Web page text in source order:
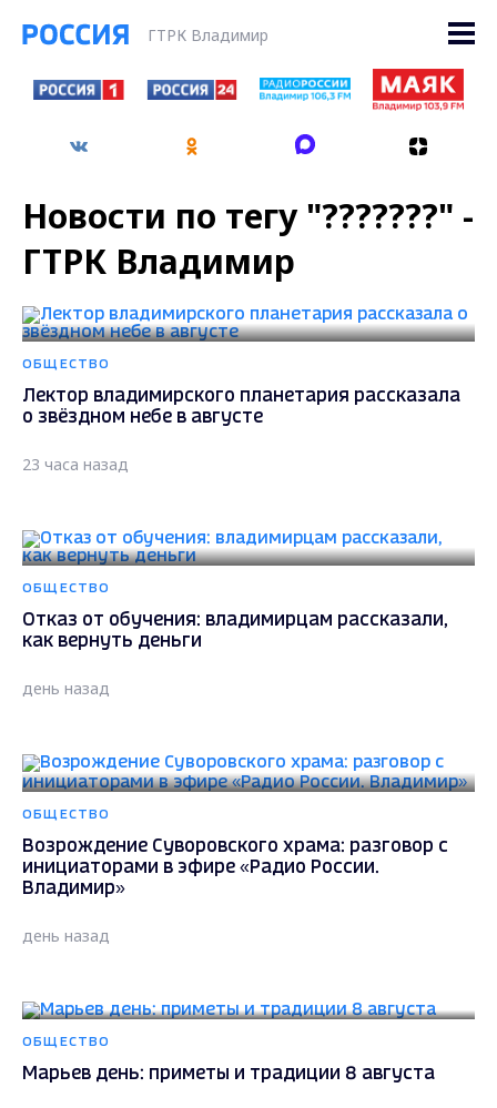
ГТРК Владимир
Новости по тегу "???????" -
ГТРК Владимир
ОБЩЕСТВО
Лектор владимирского планетария рассказала
о звёздном небе в августе
23 часа назад
ОБЩЕСТВО
Отказ от обучения: владимирцам рассказали,
как вернуть деньги
день назад
ОБЩЕСТВО
Возрождение Суворовского храма: разговор с
инициаторами в эфире «Радио России.
Владимир»
день назад
ОБЩЕСТВО
Марьев день: приметы и традиции 8 августа